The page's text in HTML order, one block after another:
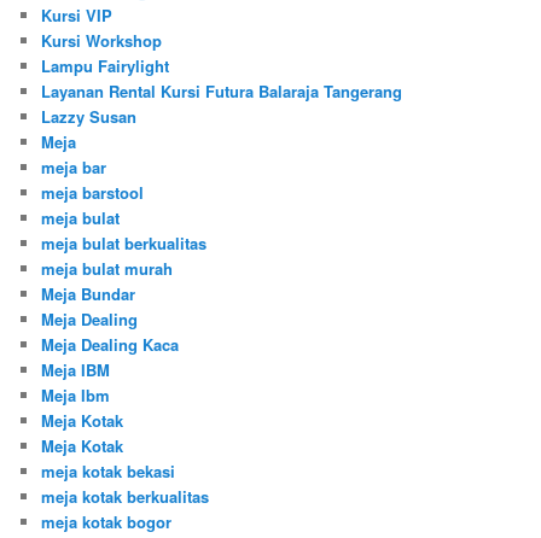
Kursi VIP
Kursi Workshop
Lampu Fairylight
Layanan Rental Kursi Futura Balaraja Tangerang
Lazzy Susan
Meja
meja bar
meja barstool
meja bulat
meja bulat berkualitas
meja bulat murah
Meja Bundar
Meja Dealing
Meja Dealing Kaca
Meja IBM
Meja Ibm
Meja Kotak
Meja Kotak
meja kotak bekasi
meja kotak berkualitas
meja kotak bogor